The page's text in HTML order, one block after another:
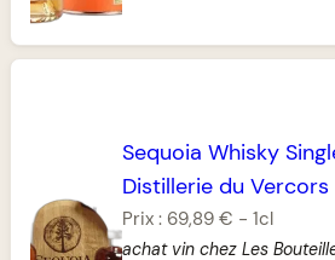
Sequoia Whisky
Distillerie du Vercors
Prix : 69,89 € -1cl
achat vin chez Les